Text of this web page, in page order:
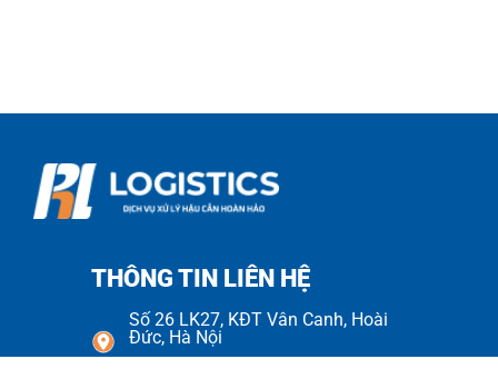
THÔNG TIN LIÊN HỆ
Số 26 LK27, KĐT Vân Canh, Hoài
Đức, Hà Nội